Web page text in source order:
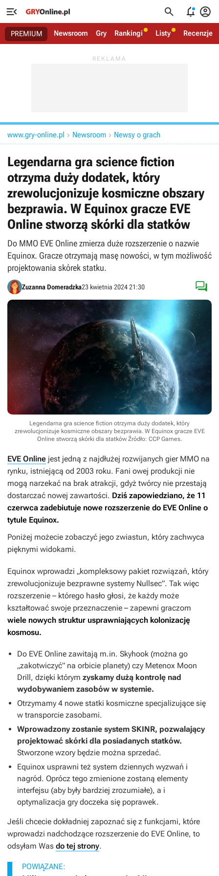
   
PREMIUM Newsroom Gry Rankingi Listy Recenzje
www.gry-online.pl  Newsroom  Newsy o grach
Legendarna gra science fiction
otrzyma duży dodatek, który
zrewolucjonizuje kosmiczne obszary
bezprawia. W Equinox gracze EVE
Online stworzą skórki dla statków
Do MMO EVE Online zmierza duże rozszerzenie o nazwie
Equinox. Gracze otrzymają masę nowości, w tym możliwość
projektowania skórek statku.
Zuzanna Domeradzka23 kwietnia 2024 21:30 
Legendarna gra science fiction otrzyma duży dodatek, który
zrewolucjonizuje kosmiczne obszary bezprawia. W Equinox gracze EVE
Online stworzą skórki dla statków Źródło: CCP Games.
EVE Online jest jedną z najdłużej rozwijanych gier MMO na
rynku, istniejącą od 2003 roku. Fani owej produkcji nie
mogą narzekać na brak atrakcji, gdyż twórcy nie przestają
dostarczać nowej zawartości. Dziś zapowiedziano, że 11
czerwca zadebiutuje nowe rozszerzenie do EVE Online o
tytule Equinox.
Poniżej możecie zobaczyć jego zwiastun, który zachwyca
pięknymi widokami.
Equinox wprowadzi „kompleksowy pakiet rozwiązań, który
zrewolucjonizuje bezprawne systemy Nullsec”. Tak więc
rozszerzenie – którego hasło głosi, że każdy może
kształtować swoje przeznaczenie – zapewni graczom
wiele nowych struktur usprawniających kolonizację
kosmosu.
Do EVE Online zawitają m.in. Skyhook (można go
„zakotwiczyć” na orbicie planety) czy Metenox Moon
Drill, dzięki którym zyskamy dużą kontrolę nad
wydobywaniem zasobów w systemie.
Otrzymamy 4 nowe statki kosmiczne specjalizujące się
w transporcie zasobami.
Wprowadzony zostanie system SKINR, pozwalający
projektować skórki dla posiadanych statków.
Stworzone wzory będzie można sprzedać.
Equinox usprawni też system dziennych wyzwań i
nagród. Oprócz tego zmienione zostaną elementy
interfejsu (aby były bardziej zrozumiałe), a i
optymalizacja gry doczeka się poprawek.
Jeśli chcecie dokładniej zapoznać się z funkcjami, które
wprowadzi nadchodzące rozszerzenie do EVE Online, to
odsyłam Was do tej strony.
POWIĄZANE: